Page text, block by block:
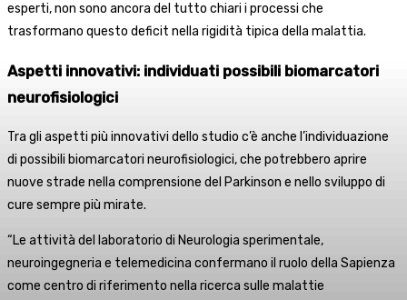
esperti, non sono ancora del tutto chiari i processi che
trasformano questo deficit nella rigidità tipica della malattia.
Aspetti innovativi: individuati possibili biomarcatori
neurofisiologici
Tra gli aspetti più innovativi dello studio c’è anche l’individuazione
di possibili biomarcatori neurofisiologici, che potrebbero aprire
nuove strade nella comprensione del Parkinson e nello sviluppo di
cure sempre più mirate.
“Le attività del laboratorio di Neurologia sperimentale,
neuroingegneria e telemedicina confermano il ruolo della Sapienza
come centro di riferimento nella ricerca sulle malattie